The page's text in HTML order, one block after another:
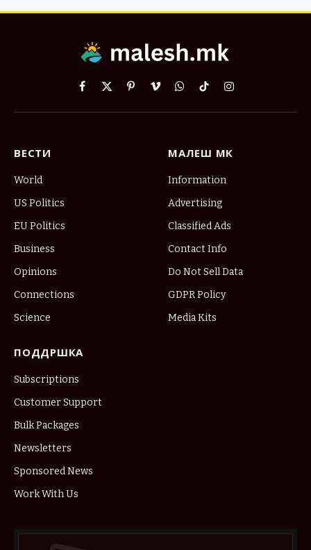
Facebook
X
PinterestVimeoWhatsApp
TikTokInstagram
ВЕСТИ
World
US Politics
EU Politics
Business
Opinions
Connections
Science
МАЛЕШ МК
Information
Advertising
Classified Ads
Contact Info
Do Not Sell Data
GDPR Policy
Media Kits
ПОДДРШКА
Subscriptions
Customer Support
Bulk Packages
Newsletters
Sponsored News
Work With Us